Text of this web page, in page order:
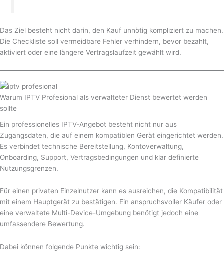
Das Ziel besteht nicht darin, den Kauf unnötig kompliziert zu machen.
Die Checkliste soll vermeidbare Fehler verhindern, bevor bezahlt,
aktiviert oder eine längere Vertragslaufzeit gewählt wird.
Warum IPTV Profesional als verwalteter Dienst bewertet werden
sollte
Ein professionelles IPTV-Angebot besteht nicht nur aus
Zugangsdaten, die auf einem kompatiblen Gerät eingerichtet werden.
Es verbindet technische Bereitstellung, Kontoverwaltung,
Onboarding, Support, Vertragsbedingungen und klar definierte
Nutzungsgrenzen.
Für einen privaten Einzelnutzer kann es ausreichen, die Kompatibilität
mit einem Hauptgerät zu bestätigen. Ein anspruchsvoller Käufer oder
eine verwaltete Multi-Device-Umgebung benötigt jedoch eine
umfassendere Bewertung.
Dabei können folgende Punkte wichtig sein: